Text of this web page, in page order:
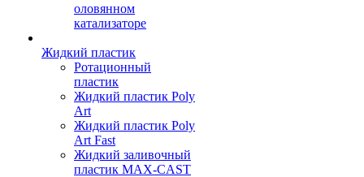
оловянном
катализаторе
Жидкий пластик
Ротационный
пластик
Жидкий пластик Poly
Art
Жидкий пластик Poly
Art Fast
Жидкий заливочный
пластик MAX-CAST